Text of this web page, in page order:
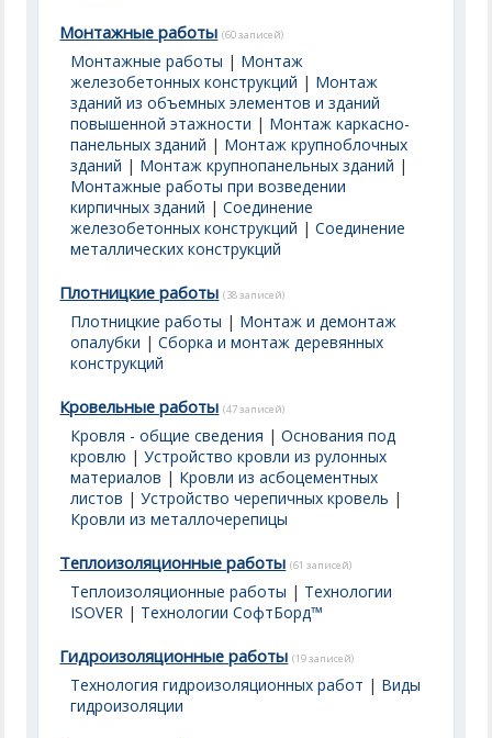
Монтажные работы (60 записей)
Монтажные работы | Монтаж
железобетонных конструкций | Монтаж
зданий из объемных элементов и зданий
повышенной этажности | Монтаж каркасно-
панельных зданий | Монтаж крупноблочных
зданий | Монтаж крупнопанельных зданий |
Монтажные работы при возведении
кирпичных зданий |Соединение
железобетонных конструкций |Соединение
металлических конструкций
Плотницкие работы (38 записей)
Плотницкие работы | Монтаж и демонтаж
опалубки |Сборка и монтаж деревянных
конструкций
Кровельные работы (47 записей)
Кровля - общие сведения |Основания под
кровлю |Устройство кровли из рулонных
материалов | Кровли из асбоцементных
листов |Устройство черепичных кровель |
Кровли из металлочерепицы
Теплоизоляционные работы (61 записей)
Теплоизоляционные работы | Технологии
ISOVER | Технологии СофтБорд™
Гидроизоляционные работы (19 записей)
Технология гидроизоляционных работ | Виды
гидроизоляции